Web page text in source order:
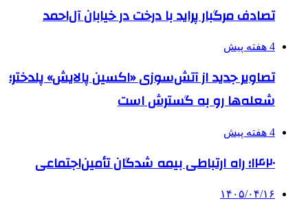
تصادف مرگبار پراید با درخت در خیابان آل‌احمد
4 هفته پیش
تصاویر جدید از آتش‌سوزی «اکسین پالایش» پلدختر؛
شعله‌ها رو به گسترش است
4 هفته پیش
۱۴۲۰؛ راه ارتباطی بیمه شدگان تأمین‌اجتماعی
۱۴۰۵/۰۴/۱۶